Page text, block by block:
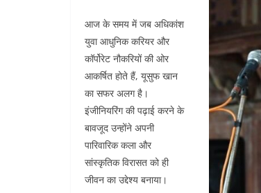
आज के समय में जब अधिकांश
युवा आधुनिक करियर और
कॉर्पोरेट नौकरियों की ओर
आकर्षित होते हैं, यूसुफ खान
का सफर अलग है।
इंजीनियरिंग की पढ़ाई करने के
बावजूद उन्होंने अपनी
पारिवारिक कला और
सांस्कृतिक विरासत को ही
जीवन का उद्देश्य बनाया।